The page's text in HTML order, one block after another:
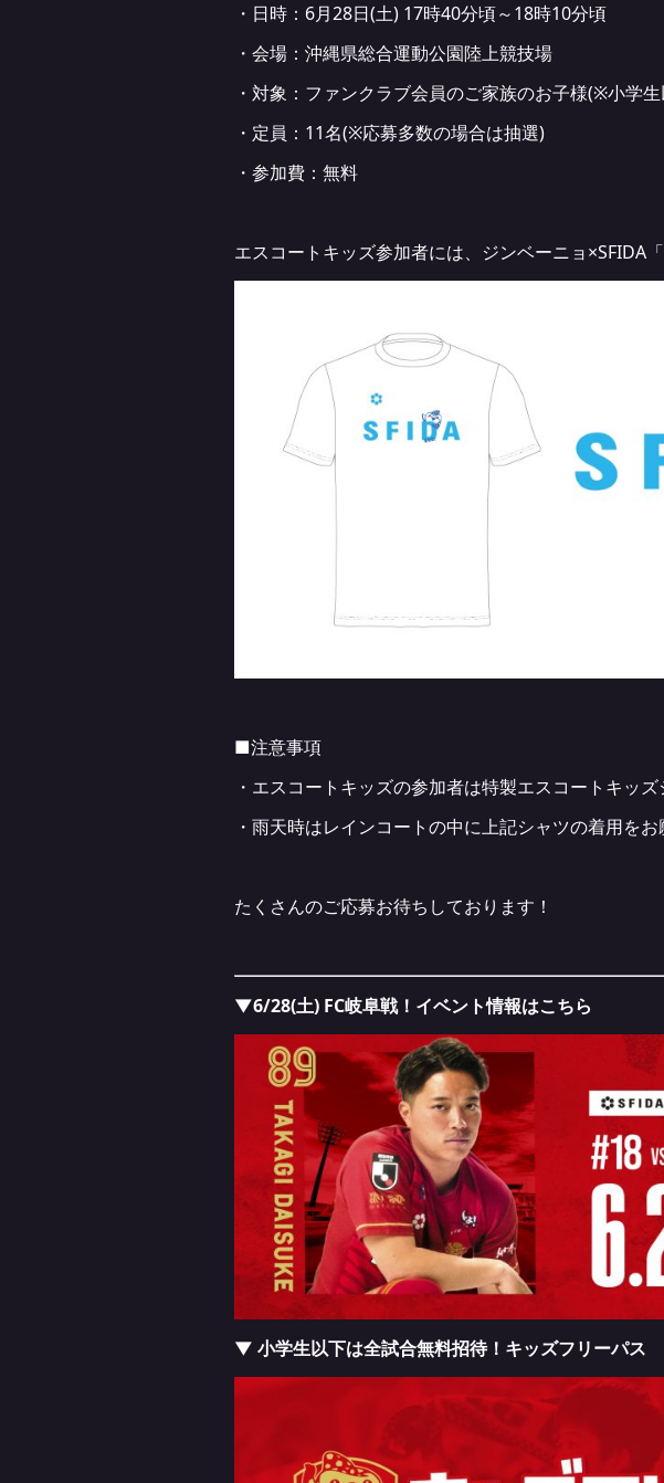
・日時：6月28日(土) 17時40分頃～18時10分頃
・会場：沖縄県総合運動公園陸上競技場
・対象：ファンクラブ会員のご家族のお子様(※小学
・定員：11名(※応募多数の場合は抽選)
・参加費：無料
エスコートキッズ参加者には、ジンベーニョ×SFIDA
■注意事項
・エスコートキッズの参加者は特製エスコートキッ
・雨天時はレインコートの中に上記シャツの着用をお
たくさんのご応募お待ちしております！
▼6/28(土) FC岐阜戦！イベント情報はこちら
▼ 小学生以下は全試合無料招待！キッズフリーパス